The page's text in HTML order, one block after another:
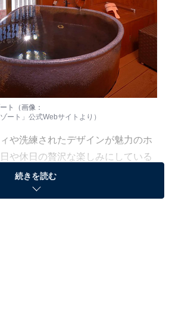
ト（画像：
ート」公式Webサイト より）
や洗練されたデザインが魅力のホ
や休日の贅沢な楽しみにしている
日常を忘れ、心身ともに満たされ
物にも代えがたい時間ですよね。
続きを読む